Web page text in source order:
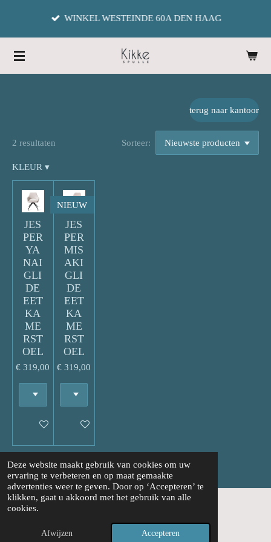
Deze website maakt gebruik van cookies om uw
ervaring te verbeteren en op maat gemaakte
advertenties weer te geven. Door op ‘Accepteren’ te
klikken, gaat u akkoord met het gebruik van alle
cookies.
Afwijzen Accepteren
de
WINKEL WESTEINDE 60A DEN HAAG
terug naar kantoor
2 resultaten Sorteer:
KLEUR ▾
JES
PER
YA
NAI
GLI
DE
EET
KA
ME
RST
OEL
€ 319,00
In winkelwagen
NIEUW
JES
PER
MIS
AKI
GLI
DE
EET
KA
ME
RST
OEL
€ 319,00
In winkelwagen